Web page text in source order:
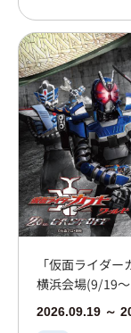
「仮面ライダ
横浜会場(9/19
2026.09.19 ～